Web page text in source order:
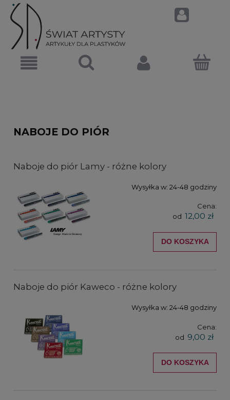
NABOJE DO PIÓR
Naboje do piór Lamy - różne kolory
Wysyłka w: 24-48 godziny
Cena:
od 12,00 zł
DO KOSZYKA
Naboje do piór Kaweco - różne kolory
Wysyłka w: 24-48 godziny
Cena:
od 9,00 zł
DO KOSZYKA